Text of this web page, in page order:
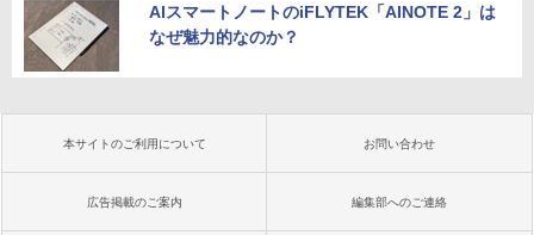
AIスマートノートのiFLYTEK「AINOTE 2」は
なぜ魅力的なのか？
本サイトのご利用について お問い合わせ
広告掲載のご案内 編集部へのご連絡